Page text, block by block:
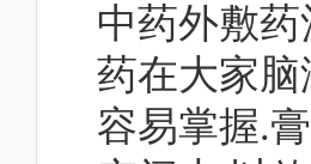
中药外敷
药在大家
容易掌握.